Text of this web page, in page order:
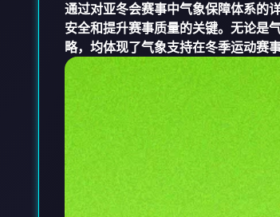
通过对亚冬会赛事中气象保障体系的
安全和提升赛事质量的关键。无论是
略，均体现了气象支持在冬季运动赛